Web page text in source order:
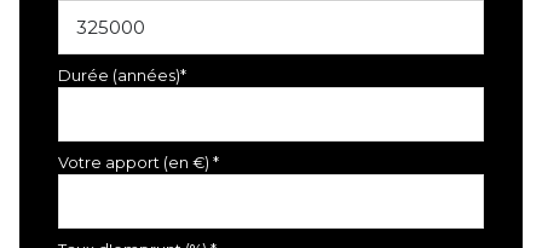
Durée (années)*
Votre apport (en €) *